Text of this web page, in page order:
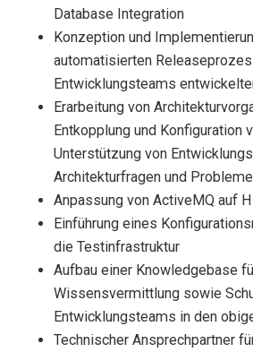
Database Integration
Konzeption und
automatisierten
Entwicklungsteams
Erarbeitung von
Entkopplung und Konfiguration
Unterstützung von
Architekturfragen und
Anpassung von ActiveMQ auf
Einführung eines
die Testinfrastruktur
Aufbau einer Knowledgebase
Wissensvermittlung sowie
Entwicklungsteams in den
Technischer Ansprechpartner